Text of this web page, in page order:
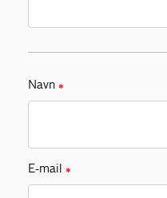
Navn ✱
E-mail ✱